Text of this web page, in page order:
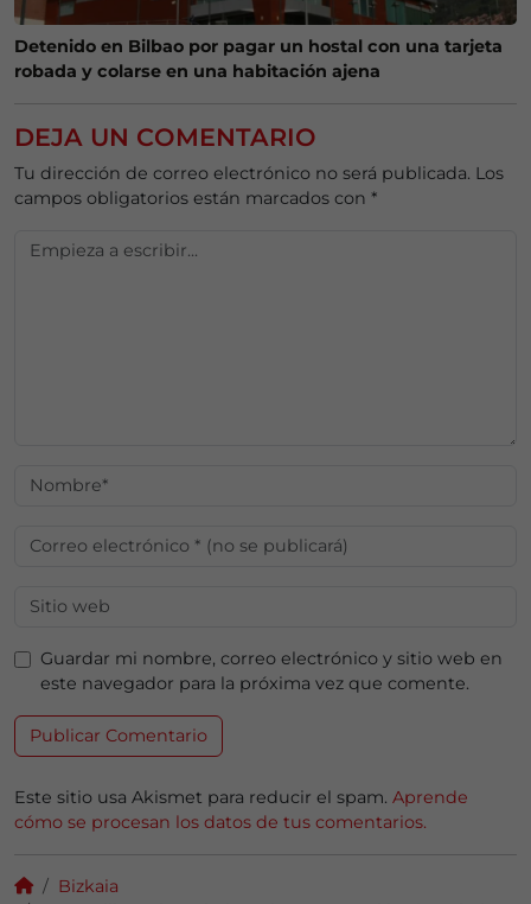
Detenido en Bilbao por pagar un hostal con una tarjeta
robada y colarse en una habitación ajena
DEJA UN COMENTARIO
Tu dirección de correo electrónico no será publicada. Los
campos obligatorios están marcados con *
Guardar mi nombre, correo electrónico y sitio web en
este navegador para la próxima vez que comente.
Este sitio usa Akismet para reducir el spam. Aprende
cómo se procesan los datos de tus comentarios.
Bizkaia